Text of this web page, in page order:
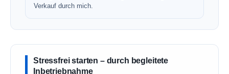
Verkauf durch mich.
Stressfrei starten – durch begleitete
Inbetriebnahme